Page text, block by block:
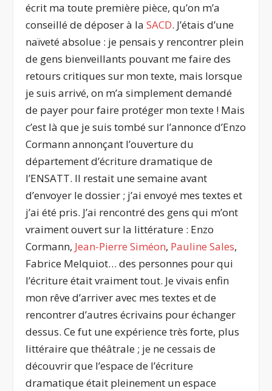
écrit ma toute première pièce, qu’on m’a
conseillé de déposer à laSACD. J’étais d’une
naïveté absolue : je pensais y rencontrer plein
de gens bienveillants pouvant me faire des
retours critiques sur mon texte, mais lorsque
je suis arrivé, on m’a simplement demandé
de payer pour faire protéger mon texte ! Mais
c’est là que je suis tombé sur l’annonce d’Enzo
Cormann annonçant l’ouverture du
département d’écriture dramatique de
l’ENSATT. Il restait une semaine avant
d’envoyer le dossier ; j’ai envoyé mes textes et
j’ai été pris. J’ai rencontré des gens qui m’ont
vraiment ouvert sur la littérature : Enzo
Cormann, Jean-Pierre Siméon, Pauline Sales,
Fabrice Melquiot… des personnes pour qui
l’écriture était vraiment tout. Je vivais enfin
mon rêve d’arriver avec mes textes et de
rencontrer d’autres écrivains pour échanger
dessus. Ce fut une expérience très forte, plus
littéraire que théâtrale ; je ne cessais de
découvrir que l’espace de l’écriture
dramatique était pleinement un espace